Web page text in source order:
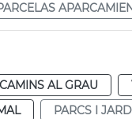
CAMINS AL GRAU
PARCS I